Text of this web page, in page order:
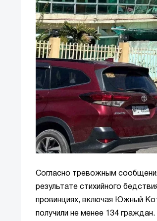
Согласно тревожным
результате стихийного
провинциях, включая Южный
получили не менее 134 граждан.